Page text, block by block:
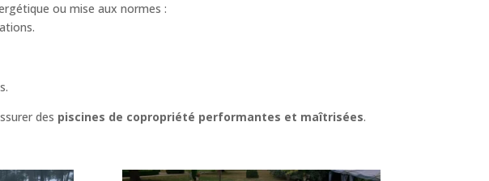
ou mise aux normes :
des piscines de copropriété performantes et maîtrisées.